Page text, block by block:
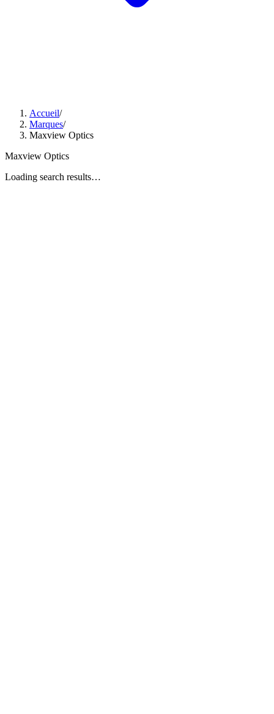
Accueil/
Marques/
Maxview Optics
Maxview Optics
Loading search results…